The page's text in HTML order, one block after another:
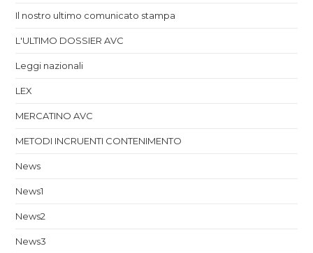
Il nostro ultimo comunicato stampa
L'ULTIMO DOSSIER AVC
Leggi nazionali
LEX
MERCATINO AVC
METODI INCRUENTI CONTENIMENTO
News
News1
News2
News3